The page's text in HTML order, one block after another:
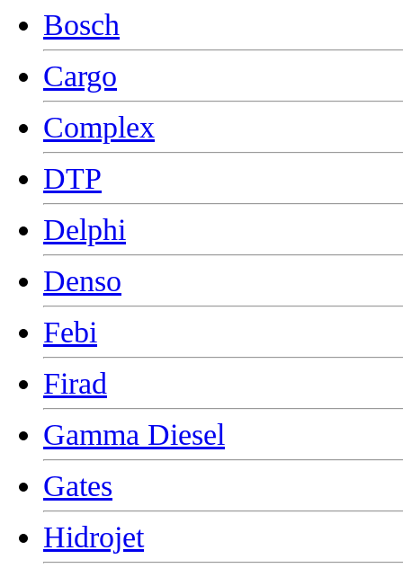
Bosch
Cargo
Complex
DTP
Delphi
Denso
Febi
Firad
Gamma Diesel
Gates
Hidrojet